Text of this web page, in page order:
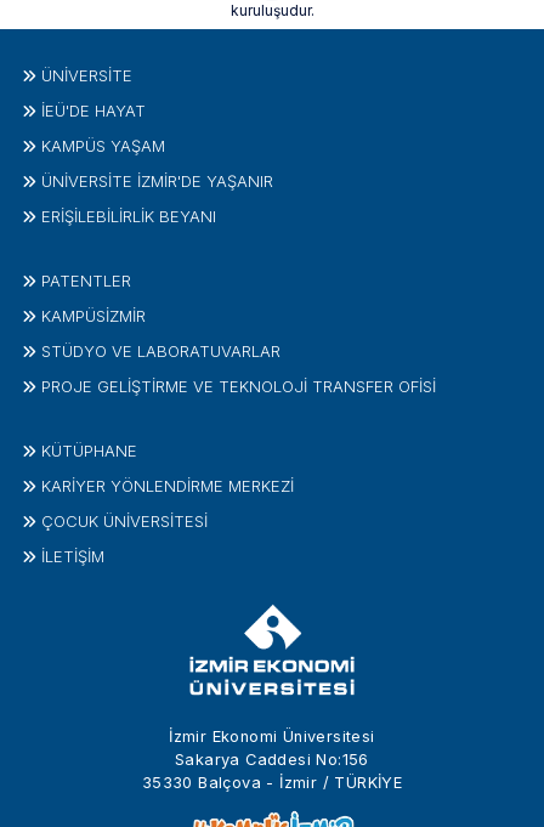
kuruluşudur.
İzmir Ekonomi Üniversitesi
Sakarya Caddesi No:156
35330 Balçova - İzmir / TÜRKİYE
ÜNIVERSITE
İEÜ'DE HAYAT
KAMPÜS YAŞAM
ÜNİVERSİTE İZMİR'DE YAŞANIR
ERİŞİLEBİLİRLİK BEYANI
PATENTLER
KAMPÜSİZMIR
STÜDYO VE LABORATUVARLAR
PROJE GELIŞTIRME VE TEKNOLOJI TRANSFER OFISI
KÜTÜPHANE
KARİYER YÖNLENDİRME MERKEZİ
ÇOCUK ÜNIVERSITESI
İLETIŞIM